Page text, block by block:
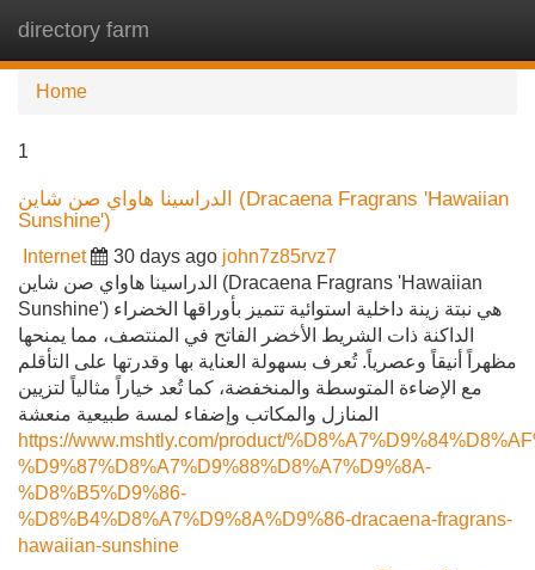
directory farm
Home
1
الدراسينا هاواي صن شاين (Dracaena Fragrans 'Hawaiian
Sunshine')
Internet 30 days ago john7z85rvz7
الدراسينا هاواي صن شاين (Dracaena Fragrans 'Hawaiian
Sunshine') هي نبتة زينة داخلية استوائية تتميز بأوراقها الخضراء
الداكنة ذات الشريط الأخضر الفاتح في المنتصف، مما يمنحها
مظهراً أنيقاً وعصرياً. تُعرف بسهولة العناية بها وقدرتها على التأقلم
مع الإضاءة المتوسطة والمنخفضة، كما تُعد خياراً مثالياً لتزيين
المنازل والمكاتب وإضفاء لمسة طبيعية منعشة
https://www.mshtly.com/product/
%D9%87%D8%A7%D9%88%D8%A7%D9%8A-
%D8%B5%D9%86-
%D8%B4%D8%A7%D9%8A%D9%86-dracaena-fragrans-
hawaiian-sunshine